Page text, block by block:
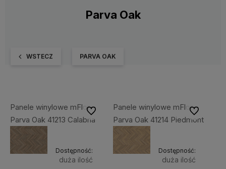
Parva Oak
WSTECZ PARVA OAK
Panele winylowe mFlor
Parva Oak 41213 Calabria
Dostępność:
duża ilość
Do ulubionychPanele winylowe mFlor
Parva Oak 41214 Piedmont
Dostępność:
duża ilość
Do